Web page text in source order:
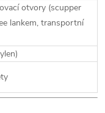
otvory (scupper
lankem, transportní